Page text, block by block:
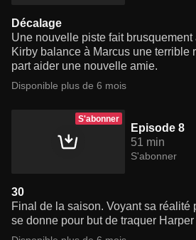
Décalage
Une nouvelle piste fait brusquement
Kirby balance à Marcus une terrible
part aider une nouvelle amie.
Disponible plus de 6 mois
S'abonner
Episode 8
51 min
S'abonner
30
Final de la saison. Voyant sa réalité
se donne pour but de traquer Harper